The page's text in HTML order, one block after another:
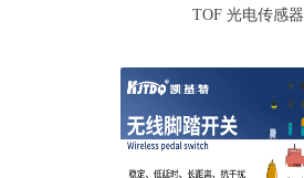
TOF 光电传感器